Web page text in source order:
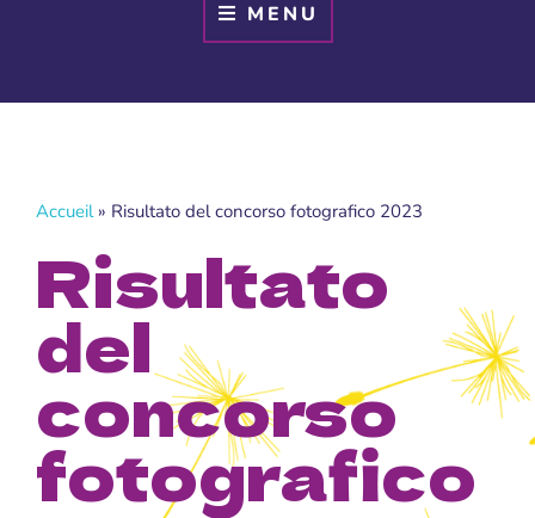
MENU
Accueil» Risultato del concorso fotografico 2023
Risultato
del
concorso
fotografico